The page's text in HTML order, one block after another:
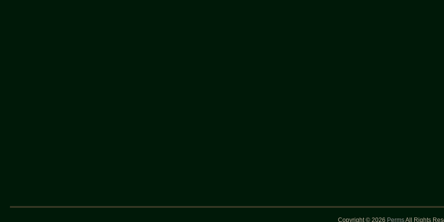
Copyright © 2026 PermsAll Rights